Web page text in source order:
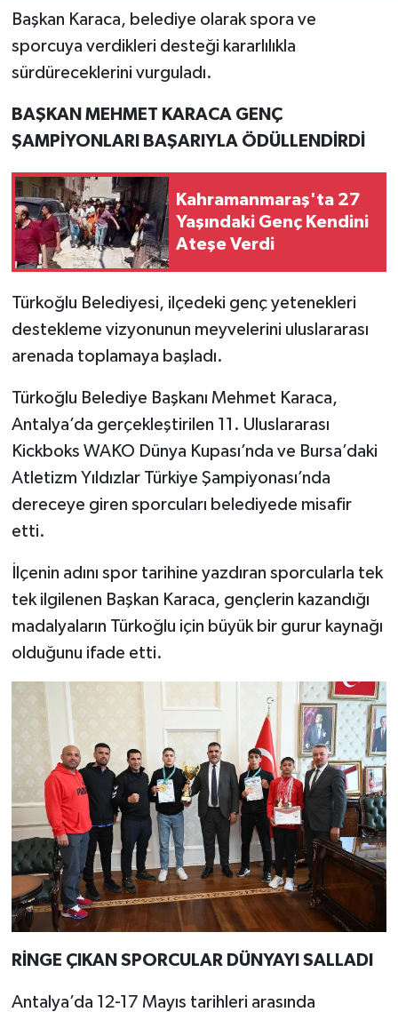
Başkan Karaca, belediye olarak spora ve
sporcuya verdikleri desteği kararlılıkla
sürdüreceklerini vurguladı.
BAŞKAN MEHMET KARACA GENÇ
ŞAMPİYONLARI BAŞARIYLA ÖDÜLLENDİRDİ
Kahramanmaraş'ta 27
Yaşındaki Genç Kendini
Ateşe Verdi
Türkoğlu Belediyesi, ilçedeki genç yetenekleri
destekleme vizyonunun meyvelerini uluslararası
arenada toplamaya başladı.
Türkoğlu Belediye Başkanı Mehmet Karaca,
Antalya’da gerçekleştirilen 11. Uluslararası
Kickboks WAKO Dünya Kupası’nda ve Bursa’daki
Atletizm Yıldızlar Türkiye Şampiyonası’nda
dereceye giren sporcuları belediyede misafir
etti.
İlçenin adını spor tarihine yazdıran sporcularla tek
tek ilgilenen Başkan Karaca, gençlerin kazandığı
madalyaların Türkoğlu için büyük bir gurur kaynağı
olduğunu ifade etti.
RİNGE ÇIKAN SPORCULAR DÜNYAYI SALLADI
Antalya’da 12-17 Mayıs tarihleri arasında